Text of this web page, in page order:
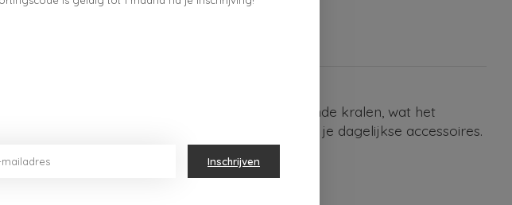
bruin gekleurde hond, versierd met glinsterende kralen, wat het
met pompon een speels tintje toe aan je dagelijkse accessoires.
te dragen.
Inschrijven